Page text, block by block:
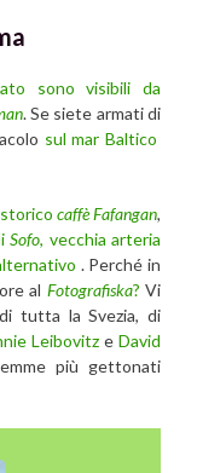
sono visibili da
. Se siete armati di
sul mar Baltico
storico caffè Fafangan,
Sofo, vecchia arteria
. Perché in
al Fotografiska? Vi
tutta la Svezia, di
Leibovitz eDavid
più gettonati